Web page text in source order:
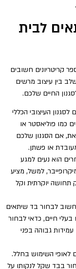
לבית
קריטריונים חשובים
בין עיצוב מרשים
החיים שלכם.
העיצובי הכללי
כמו פוליאסטר או
זאת, אם הסגנון שלכם
או פשתן.
הוא נעים למגע
למשל, מציע
תחושה יוקרתית וקל
לבחור בד שיתאים
חיים, כדאי לבחור
גבוהה בפני
לאופי השימוש בחלל.
בבד שקל לנקותו על